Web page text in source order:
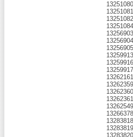
13251080
13251081
13251082
13251084
13256903
13256904
13256905
13259913
13259916
13259917
13262161
13262359
13262360
13262361
13262549
13266378
13283818
13283819
13283820